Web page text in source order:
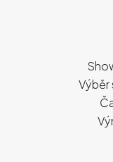
Výběr